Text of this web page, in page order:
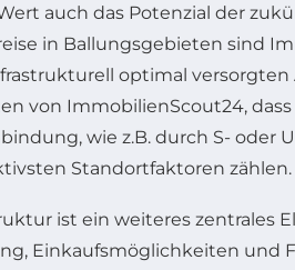
auch das Potenzial der
in Ballungsgebieten sind
optimal versorgten
von ImmobilienScout24,
wie z.B. durch S- oder
Standortfaktoren zählen.
ist ein weiteres zentrales
Einkaufsmöglichkeiten und